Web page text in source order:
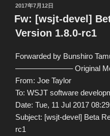
投
稿
日:
2017年7月12日
Fw: [wsjt-devel]
Version 1.8.0-rc1
Forwarded by Bunshiro
———————– Original
From: Joe Taylor
To: WSJT software
Date: Tue, 11 Jul 2017
Subject: [wsjt-devel] Beta
rc1